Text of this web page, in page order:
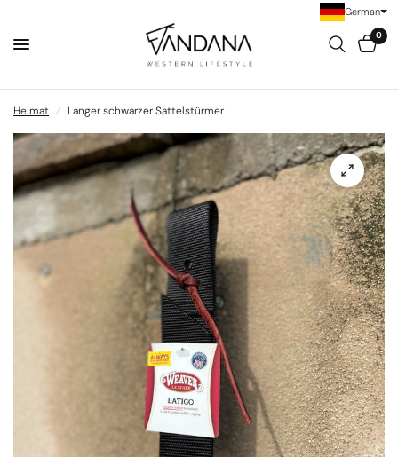
0
Heimat / Langer schwarzer Sattelstürmer
German